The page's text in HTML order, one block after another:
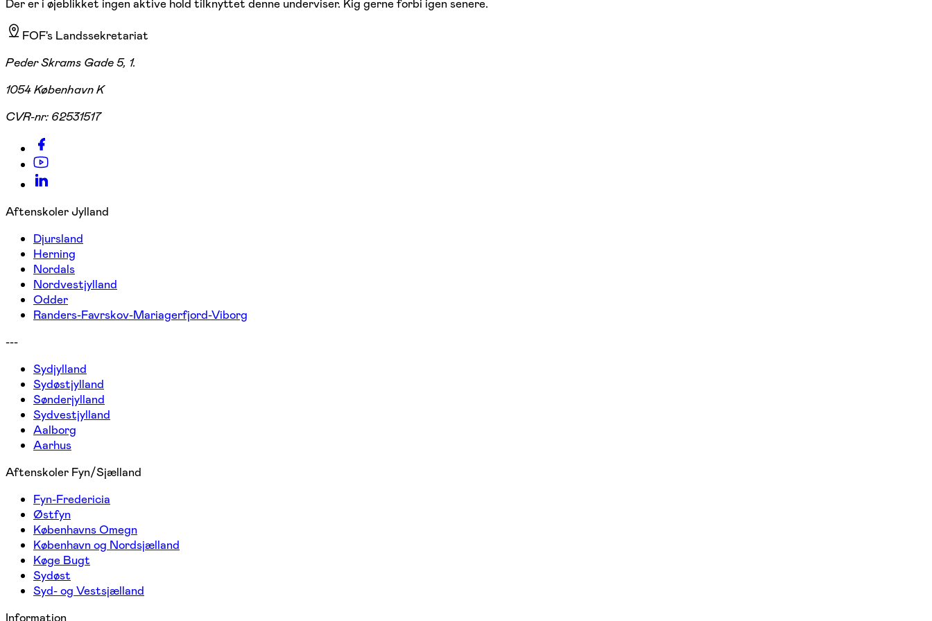
Der er i øjeblikket ingen aktive hold tilknyttet denne underviser. Kig gerne forbi igen senere.
FOF's Landssekretariat
Peder Skrams Gade 5, 1.
1054 København K
CVR-nr: 62531517
Aftenskoler Jylland
Djursland
Herning
Nordals
Nordvestjylland
Odder
Randers-Favrskov-Mariagerfjord-Viborg
---
Sydjylland
Sydøstjylland
Sønderjylland
Sydvestjylland
Aalborg
Aarhus
Aftenskoler Fyn/Sjælland
Fyn-Fredericia
Østfyn
Københavns Omegn
København og Nordsjælland
Køge Bugt
Sydøst
Syd- og Vestsjælland
Information